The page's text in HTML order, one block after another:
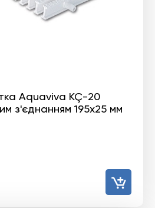
Aquaviva KÇ-20
з'єднанням 195x25 мм